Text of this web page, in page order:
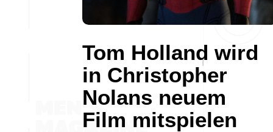
Tom Holland wird
in Christopher
Nolans neuem
Film mitspielen